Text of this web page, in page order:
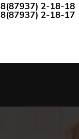
8(87937) 2-18-18
8(87937) 2-18-17